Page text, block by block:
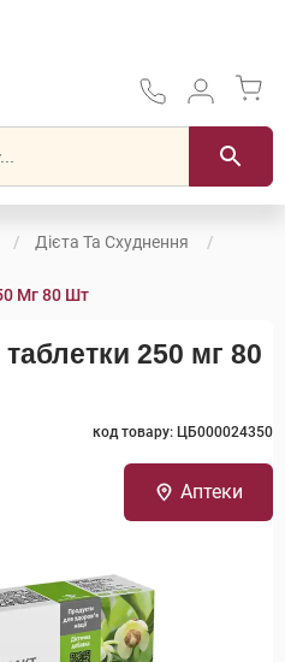
Дієта Та Схуднення
Мг 80 Шт
таблетки 250 мг 80
код товару: ЦБ000024350
Аптеки